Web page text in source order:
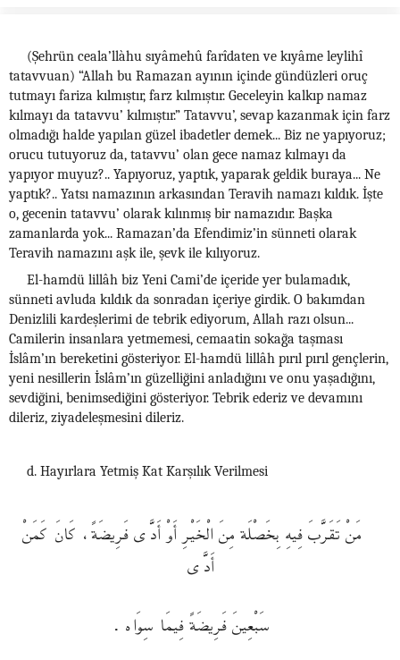
(Şehrün ceala’llàhu sıyâmehû farîdaten ve kıyâme leylihî
tatavvuan) “Allah bu Ramazan ayının içinde gündüzleri oruç
tutmayı fariza kılmıştır, farz kılmıştır. Geceleyin kalkıp namaz
kılmayı da tatavvu’ kılmıştır.” Tatavvu’, sevap kazanmak için farz
olmadığı halde yapılan güzel ibadetler demek... Biz ne yapıyoruz;
orucu tutuyoruz da, tatavvu’ olan gece namaz kılmayı da
yapıyor muyuz?.. Yapıyoruz, yaptık, yaparak geldik buraya... Ne
yaptık?.. Yatsı namazının arkasından Teravih namazı kıldık. İşte
o, gecenin tatavvu’ olarak kılınmış bir namazıdır. Başka
zamanlarda yok... Ramazan’da Efendimiz’in sünneti olarak
Teravih namazını aşk ile, şevk ile kılıyoruz.
El-hamdü lillâh biz Yeni Cami’de içeride yer bulamadık,
sünneti avluda kıldık da sonradan içeriye girdik. O bakımdan
Denizlili kardeşlerimi de tebrik ediyorum, Allah razı olsun...
Camilerin insanlara yetmemesi, cemaatin sokağa taşması
İslâm’ın bereketini gösteriyor. El-hamdü lillâh pırıl pırıl gençlerin,
yeni nesillerin İslâm’ın güzelliğini anladığını ve onu yaşadığını,
sevdiğini, benimsediğini gösteriyor. Tebrik ederiz ve devamını
dileriz, ziyadeleşmesini dileriz.
d. Hayırlara Yetmiş Kat Karşılık Verilmesi
مَنْ تَقَرَّبَ فِيهِ بِخَصْلَة مِنَ الْخَيْرِ أَوْ أَدَّى فَرِيضَةً، كَانَ كَمَنْ
أَدَّى
سَبْعِينَ فَرِيضَةً فِيمَا سِوَاه .